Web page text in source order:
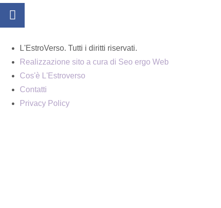
L'EstroVerso. Tutti i diritti riservati.
Realizzazione sito a cura di Seo ergo Web
Cos'è L'Estroverso
Contatti
Privacy Policy